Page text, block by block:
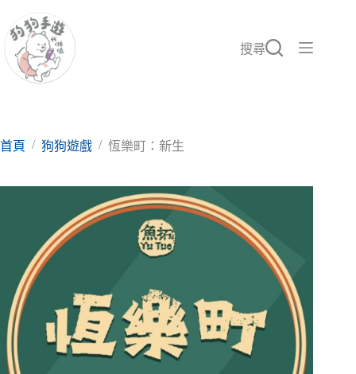
至
要
搜尋
首頁 / 狗狗遊戲 / 恆樂町：新生